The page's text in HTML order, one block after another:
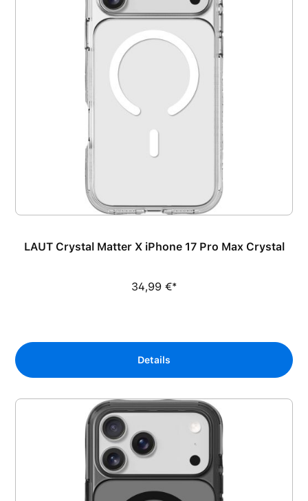
LAUT Crystal Matter X iPhone 17 Pro Max Crystal
34,99 €*
Details